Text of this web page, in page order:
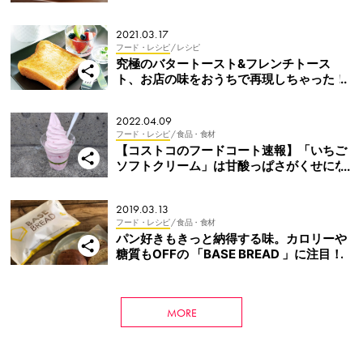
2021.03.17
フード・レシピ/ レシピ
究極のバタートースト&フレンチトース
ト、お店の味をおうちで再現しちゃった！
2022.04.09
フード・レシピ/ 食品・食材
【コストコのフードコート速報】「いちご
ソフトクリーム」は甘酸っぱさがくせにな
2019.03.13
フード・レシピ/ 食品・食材
パン好きもきっと納得する味。カロリーや
糖質もOFFの 「BASE BREAD 」に注目！
MORE